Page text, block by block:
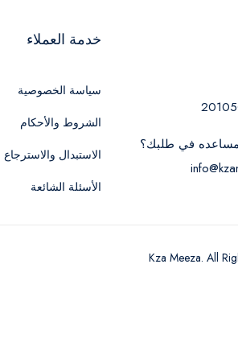
في طلبك؟
خدمة العملاء
سياسة الخصوصية
الشروط والأحكام
الاستبدال والاسترجاع
الأسئلة الشائعة